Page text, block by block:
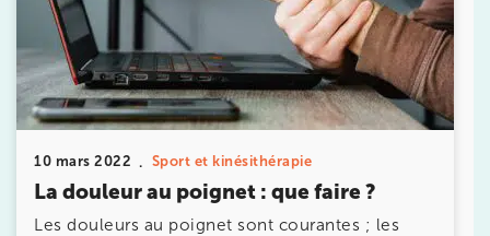
10 mars 2022 Sport et kinésithérapie
La douleur au poignet : que faire ?
Les douleurs au poignet sont courantes ; les
avec les équipes
de Jérôme Auger